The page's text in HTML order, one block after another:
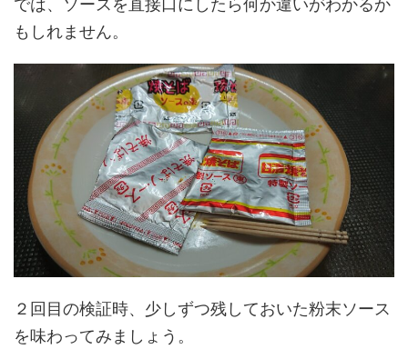
では、 ソースを直接口にしたら何か違いがわかるか
もしれません。
２回目の検証時、少しずつ残しておいた粉末ソース
を味わってみましょう。